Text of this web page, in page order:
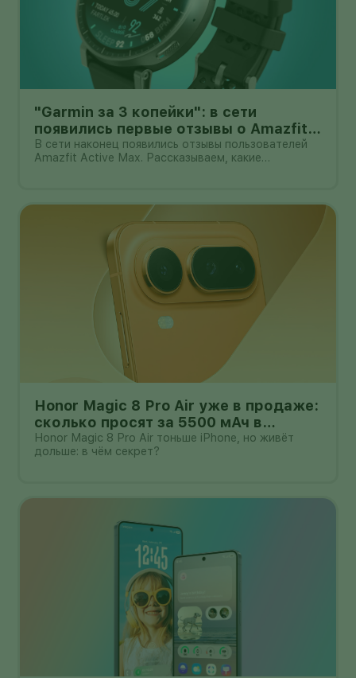
"Garmin за 3 копейки": в сети
появились первые отзывы о Amazfit
Active Max с оффлайн-картами
В сети наконец появились отзывы пользователей
Amazfit Active Max. Рассказываем, какие
Honor Magic 8 Pro Air уже в продаже:
сколько просят за 5500 мАч в
корпусе толщиной всего 6,1 мм?
Honor Magic 8 Pro Air тоньше iPhone, но живёт
дольше: в чём секрет?